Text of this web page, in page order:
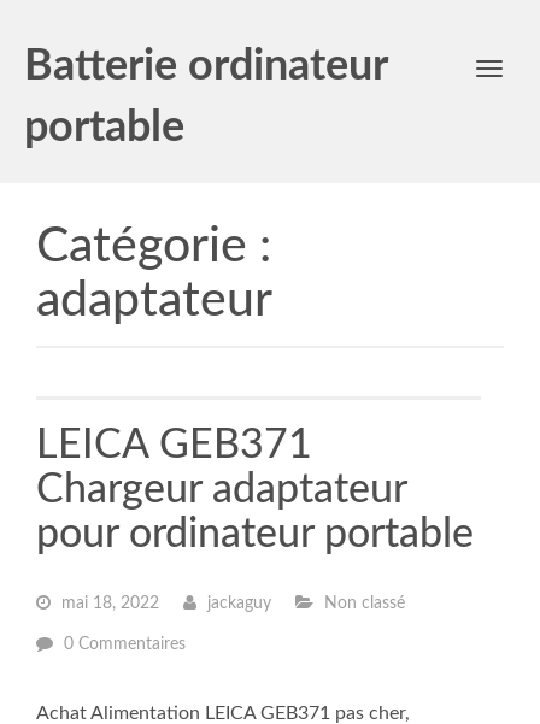
Batterie ordinateur
portable
Toggle
Catégorie :
adaptateur
LEICA GEB371
Chargeur adaptateur
pour ordinateur portable
mai 18, 2022 jackaguy Non classé
0 Commentaires
Achat Alimentation LEICA GEB371 pas cher,